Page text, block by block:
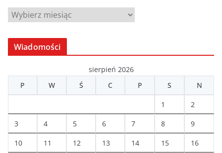
A
c
w
Wiadomości
sierpień 2026
P
W Ś C P S N
1 2
3 4 5 6 7 8 9
10 11 12 13 14 15 16